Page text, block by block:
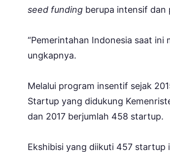
seed funding berupa intensif dan
“Pemerintahan Indonesia saat
ungkapnya.
Melalui program insentif sejak
Startup yang didukung
dan 2017 berjumlah 458 startup.
Ekshibisi yang diikuti 457